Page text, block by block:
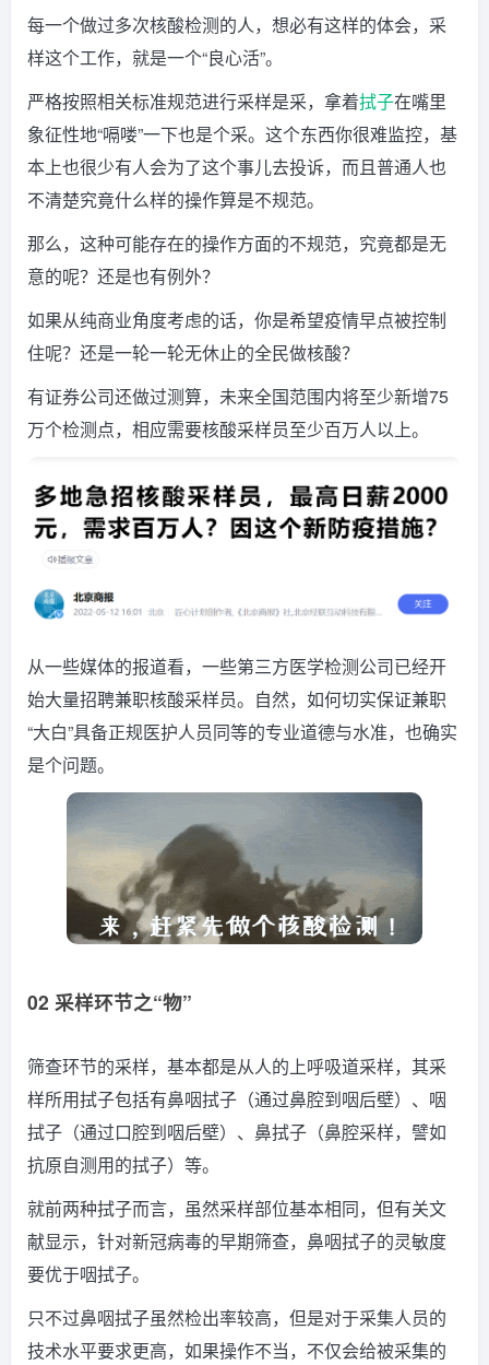
每一个做过多次核酸检测的人，想必有这样的体会，采
样这个工作，就是一个“良心活”。
严格按照相关标准规范进行采样是采，拿着拭子在嘴里
象征性地“嗝喽”一下也是个采。这个东西你很难监控，基
本上也很少有人会为了这个事儿去投诉，而且普通人也
不清楚究竟什么样的操作算是不规范。
那么，这种可能存在的操作方面的不规范，究竟都是无
意的呢？还是也有例外？
如果从纯商业角度考虑的话，你是希望疫情早点被控制
住呢？还是一轮一轮无休止的全民做核酸？
有证券公司还做过测算，未来全国范围内将至少新增75
万个检测点，相应需要核酸采样员至少百万人以上。
从一些媒体的报道看，一些第三方医学检测公司已经开
始大量招聘兼职核酸采样员。自然，如何切实保证兼职
“大白”具备正规医护人员同等的专业道德与水准，也确实
是个问题。
02 采样环节之“物”
筛查环节的采样，基本都是从人的上呼吸道采样，其采
样所用拭子包括有鼻咽拭子（通过鼻腔到咽后壁）、咽
拭子（通过口腔到咽后壁）、鼻拭子（鼻腔采样，譬如
抗原自测用的拭子）等。
就前两种拭子而言，虽然采样部位基本相同，但有关文
献显示，针对新冠病毒的早期筛查，鼻咽拭子的灵敏度
要优于咽拭子。
只不过鼻咽拭子虽然检出率较高，但是对于采集人员的
技术水平要求更高，如果操作不当，不仅会给被采集的